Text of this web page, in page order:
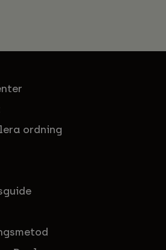
ordning